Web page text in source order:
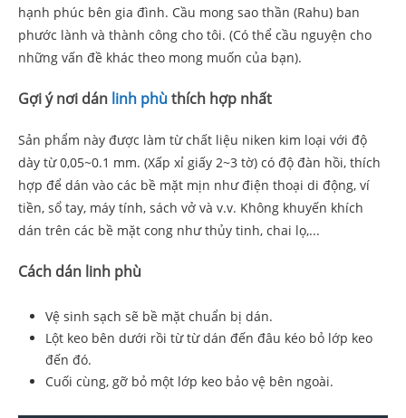
hạnh phúc bên gia đình. Cầu mong sao thần (Rahu) ban
phước lành và thành công cho tôi. (Có thể cầu nguyện cho
những vấn đề khác theo mong muốn của bạn).
Gợi ý nơi dán linh phùthích hợp nhất
Sản phẩm này được làm từ chất liệu niken kim loại với độ
dày từ 0,05~0.1 mm. (Xấp xỉ giấy 2~3 tờ) có độ đàn hồi, thích
hợp để dán vào các bề mặt mịn như điện thoại di động, ví
tiền, sổ tay, máy tính, sách vở và v.v. Không khuyến khích
dán trên các bề mặt cong như thủy tinh, chai lọ,...
Cách dán linh phù
Vệ sinh sạch sẽ bề mặt chuẩn bị dán.
Lột keo bên dưới rồi từ từ dán đến đâu kéo bỏ lớp keo
đến đó.
Cuối cùng, gỡ bỏ một lớp keo bảo vệ bên ngoài.